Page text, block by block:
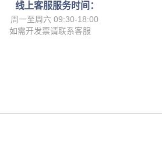
线上客服服务时间：
周一至周六 09:30-18:00
如需开发票请联系客服